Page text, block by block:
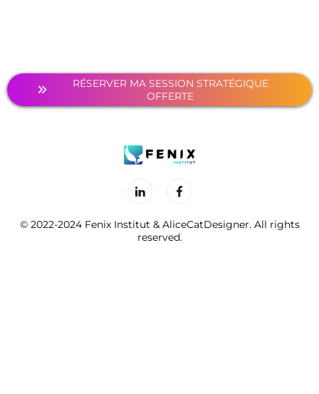
RÉSERVER MA SESSION STRATÉGIQUE
OFFERTE
© 2022-2024 Fenix Institut & AliceCatDesigner. All rights
reserved.